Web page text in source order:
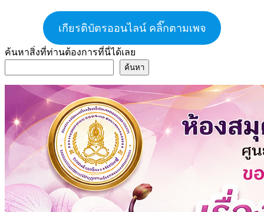
เกียรติบัตรออนไลน์ คลิ๊กตามเพจ
ค้นหาสิ่งที่ท่านต้องการที่นี่ได้เลย
ค้นหา